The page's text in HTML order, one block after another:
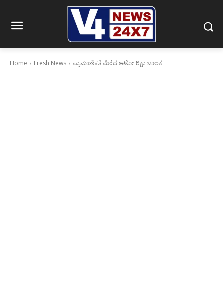
Home Fresh News ಪ್ರಾಮಾಣಿಕತೆ ಮೆರೆದ ಆಟೋ ರಿಕ್ಷಾ ಚಾಲಕ